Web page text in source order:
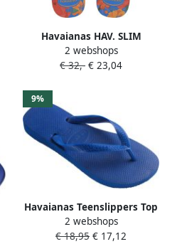
Havaianas HAV. SLIM
SUMMER BLISS BRILLIANT
Blauw Dames Slippers
2 webshops
€ 32,- € 23,04
9%
Havaianas Teenslippers Top
zomerschoen slippers
poolslides met merklabel
2 webshops
€ 18,95 € 17,12